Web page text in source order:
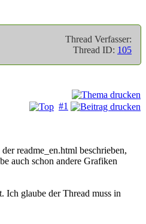
Thread Verfasser:
Thread ID: 105
#1
readme_en.html beschrieben,
auch schon andere Grafiken
Ich glaube der Thread muss in